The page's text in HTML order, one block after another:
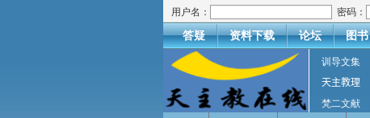
用户名： 密码：
答疑 资料下载 论坛 图书
训导文集
天主教理
梵二文献